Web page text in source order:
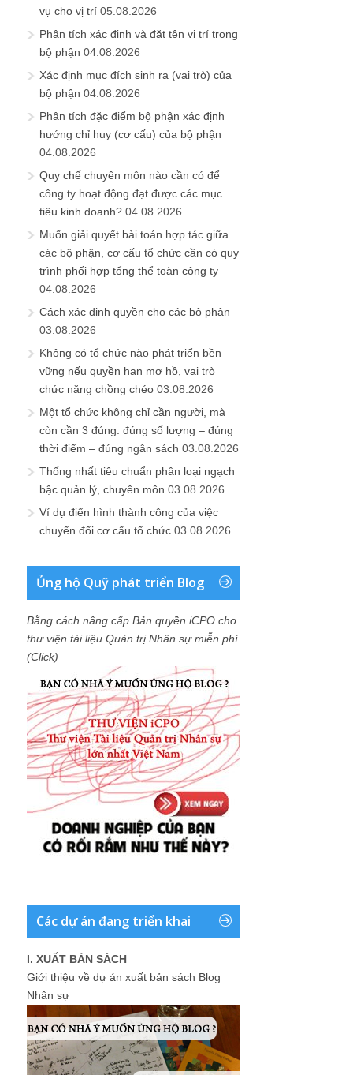
vụ cho vị trí 05.08.2026
Phân tích xác định và đặt tên vị trí trong
bộ phận 04.08.2026
Xác định mục đích sinh ra (vai trò) của
bộ phận 04.08.2026
Phân tích đặc điểm bộ phận xác định
hướng chỉ huy (cơ cấu) của bộ phận
04.08.2026
Quy chế chuyên môn nào cần có để
công ty hoạt động đạt được các mục
tiêu kinh doanh? 04.08.2026
Muốn giải quyết bài toán hợp tác giữa
các bộ phận, cơ cấu tổ chức cần có quy
trình phối hợp tổng thể toàn công ty
04.08.2026
Cách xác định quyền cho các bộ phận
03.08.2026
Không có tổ chức nào phát triển bền
vững nếu quyền hạn mơ hồ, vai trò
chức năng chồng chéo 03.08.2026
Một tổ chức không chỉ cần người, mà
còn cần 3 đúng: đúng số lượng – đúng
thời điểm – đúng ngân sách 03.08.2026
Thống nhất tiêu chuẩn phân loại ngạch
bậc quản lý, chuyên môn 03.08.2026
Ví dụ điển hình thành công của việc
chuyển đổi cơ cấu tổ chức 03.08.2026
Ủng hộ Quỹ phát triển Blog
Bằng cách nâng cấp Bản quyền iCPO cho
thư viện tài liệu Quản trị Nhân sự miễn phí
(Click)
Các dự án đang triển khai
I. XUẤT BẢN SÁCH
Giới thiệu về dự án xuất bản sách Blog
Nhân sự